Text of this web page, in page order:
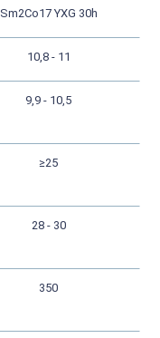
Sm2Co17 YXG 30h
10,8 - 11
9,9 - 10,5
≥25
28 - 30
350